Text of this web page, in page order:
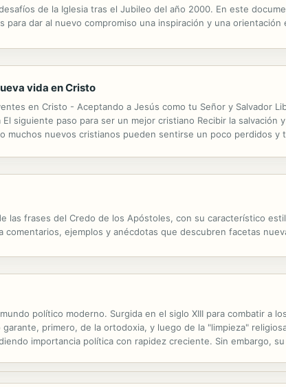
de la Iglesia tras el Jubileo del año 2000. En este
para dar al nuevo compromiso una inspiración y una
vida en Cristo
en Cristo - Aceptando a Jesús como tu Señor y Salvador
siguiente paso para ser un mejor cristiano Recibir la salvación
muchos nuevos cristianos pueden sentirse un poco perdidos
las frases del Credo de los Apóstoles, con su característico
ejemplos y anécdotas que descubren facetas
político moderno. Surgida en el siglo XIII para combatir a
primero, de la ortodoxia, y luego de la "limpieza"
importancia política con rapidez creciente. Sin embargo,